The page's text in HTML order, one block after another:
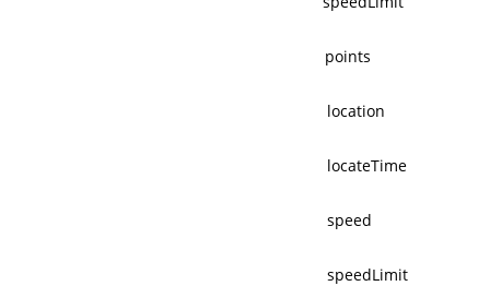
points
location
locateTime
speed
speedLimit